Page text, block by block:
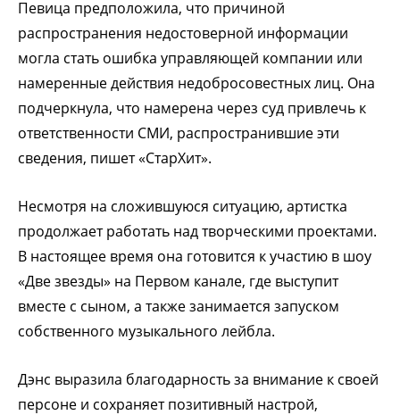
Певица предположила, что причиной
распространения недостоверной информации
могла стать ошибка управляющей компании или
намеренные действия недобросовестных лиц. Она
подчеркнула, что намерена через суд привлечь к
ответственности СМИ, распространившие эти
сведения, пишет «СтарХит».
Несмотря на сложившуюся ситуацию, артистка
продолжает работать над творческими проектами.
В настоящее время она готовится к участию в шоу
«Две звезды» на Первом канале, где выступит
вместе с сыном, а также занимается запуском
собственного музыкального лейбла.
Дэнс выразила благодарность за внимание к своей
персоне и сохраняет позитивный настрой,